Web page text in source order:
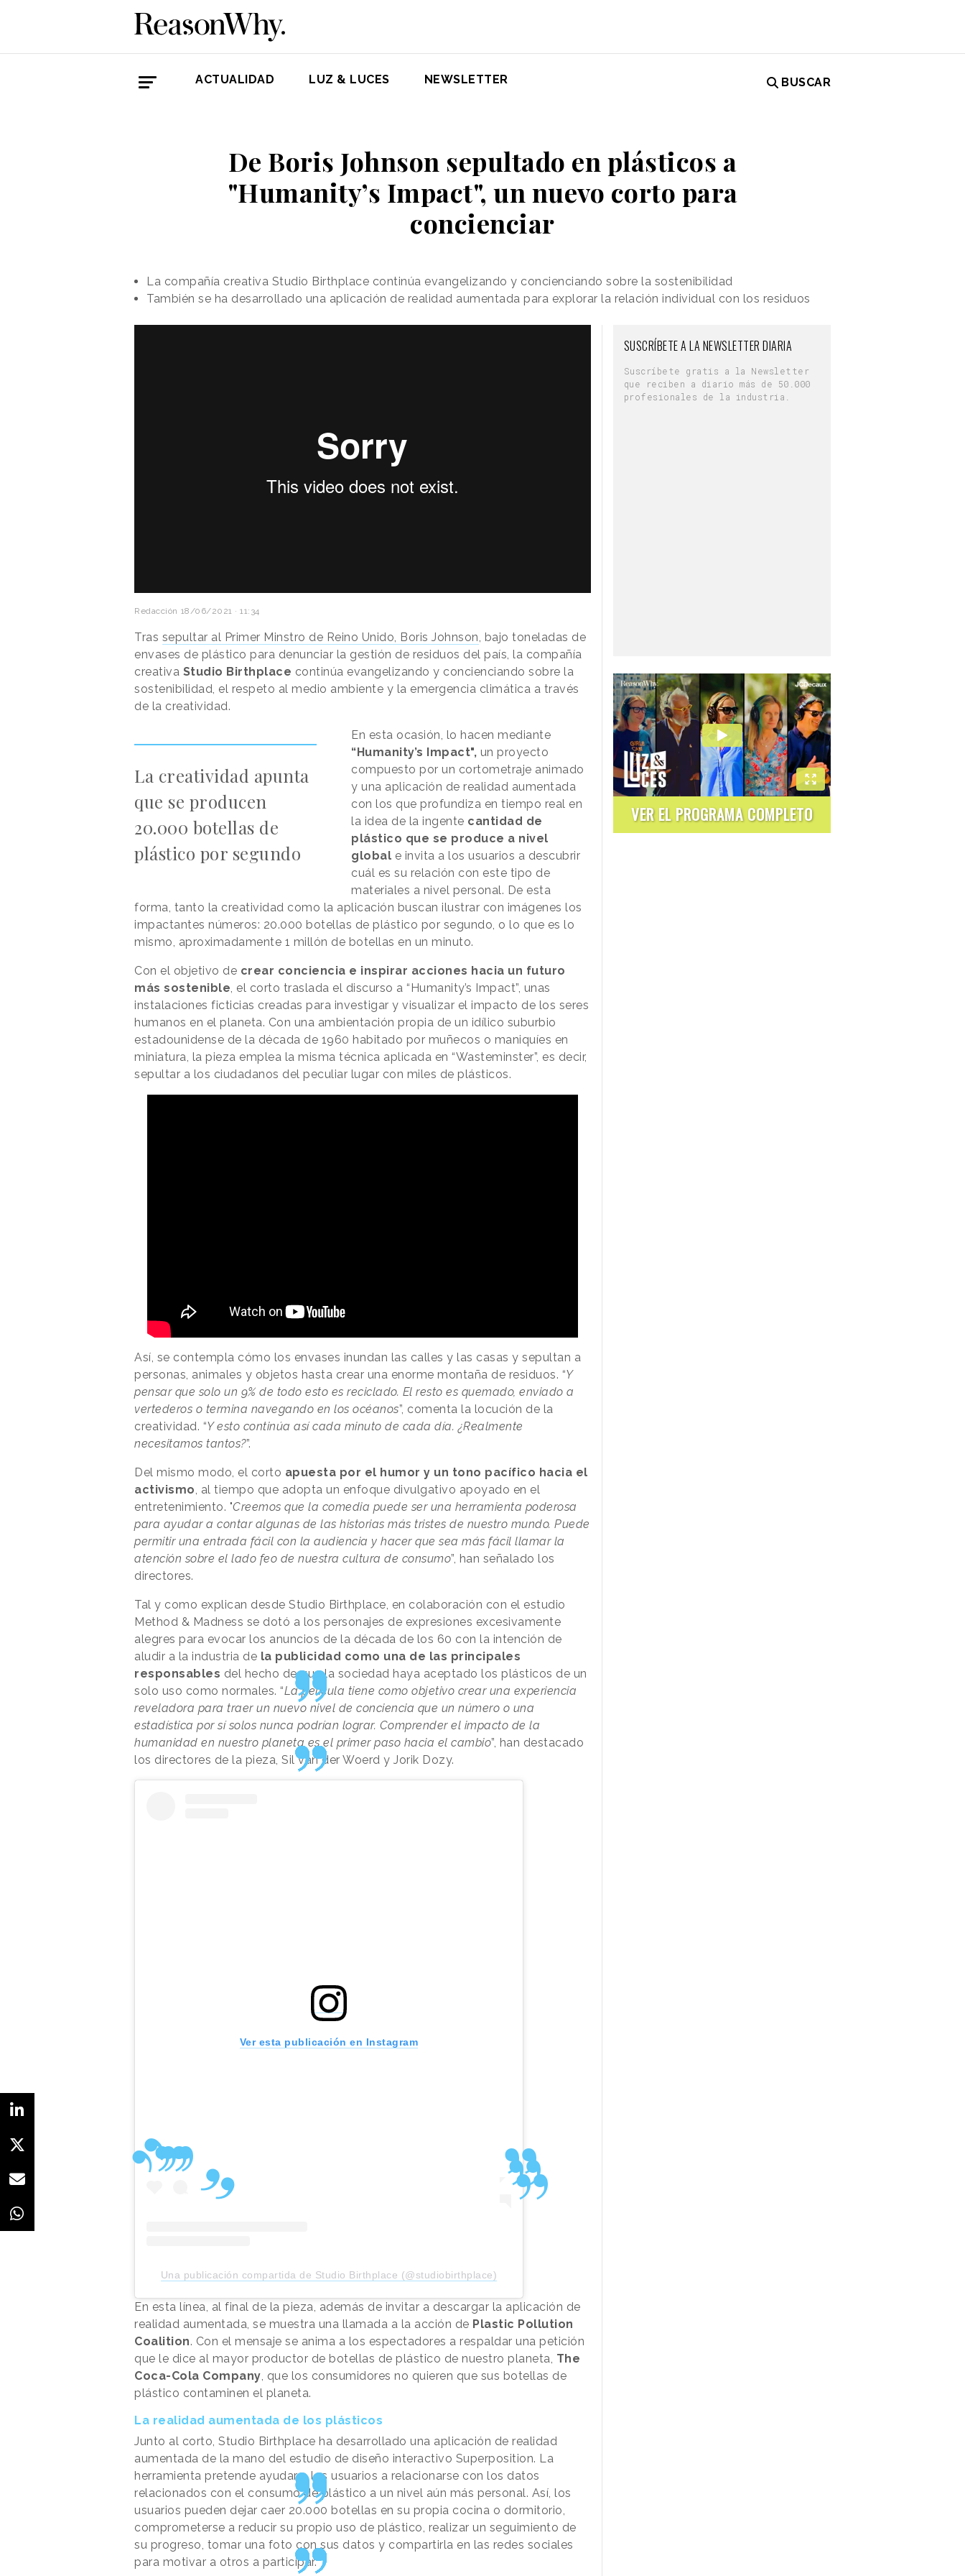
ACTUALIDAD LUZ & LUCES NEWSLETTER BUSCAR
De Boris Johnson sepultado en plásticos a
"Humanity’s Impact", un nuevo corto para
concienciar
La compañía creativa Studio Birthplace continúa evangelizando y concienciando sobre la sostenibilidad
También se ha desarrollado una aplicación de realidad aumentada para explorar la relación individual con los residuos
Redacción 18/06/2021 · 11:34
Tras sepultar al Primer Minstro de Reino Unido, Boris Johnson, bajo toneladas de
envases de plástico para denunciar la gestión de residuos del país, la compañía
creativa Studio Birthplace continúa evangelizando y concienciando sobre la
sostenibilidad, el respeto al medio ambiente y la emergencia climática a través
de la creatividad.
La creatividad apunta
que se producen
20.000 botellas de
plástico por segundo
En esta ocasión, lo hacen mediante
“Humanity’s Impact", un proyecto
compuesto por un cortometraje animado
y una aplicación de realidad aumentada
con los que profundiza en tiempo real en
la idea de la ingente cantidad de
plástico que se produce a nivel
global e invita a los usuarios a descubrir
cuál es su relación con este tipo de
materiales a nivel personal. De esta
forma, tanto la creatividad como la aplicación buscan ilustrar con imágenes los
impactantes números: 20.000 botellas de plástico por segundo, o lo que es lo
mismo, aproximadamente 1 millón de botellas en un minuto.
Con el objetivo de crear conciencia e inspirar acciones hacia un futuro
más sostenible, el corto traslada el discurso a “Humanity’s Impact”, unas
instalaciones ficticias creadas para investigar y visualizar el impacto de los seres
humanos en el planeta. Con una ambientación propia de un idílico suburbio
estadounidense de la década de 1960 habitado por muñecos o maniquíes en
miniatura, la pieza emplea la misma técnica aplicada en “Wasteminster”, es decir,
sepultar a los ciudadanos del peculiar lugar con miles de plásticos.
Así, se contempla cómo los envases inundan las calles y las casas y sepultan a
personas, animales y objetos hasta crear una enorme montaña de residuos. “Y
pensar que solo un 9% de todo esto es reciclado. El resto es quemado, enviado a
vertederos o termina navegando en los océanos”, comenta la locución de la
creatividad. “Y esto continúa así cada minuto de cada día. ¿Realmente
necesitamos tantos?”.
Del mismo modo, el corto apuesta por el humor y un tono pacífico hacia el
activismo, al tiempo que adopta un enfoque divulgativo apoyado en el
entretenimiento. "Creemos que la comedia puede ser una herramienta poderosa
para ayudar a contar algunas de las historias más tristes de nuestro mundo. Puede
permitir una entrada fácil con la audiencia y hacer que sea más fácil llamar la
atención sobre el lado feo de nuestra cultura de consumo”, han señalado los
directores.
Tal y como explican desde Studio Birthplace, en colaboración con el estudio
Method & Madness se dotó a los personajes de expresiones excesivamente
alegres para evocar los anuncios de la década de los 60 con la intención de
aludir a la industria de la publicidad como una de las principales
responsables del hecho de que la sociedad haya aceptado los plásticos de un
solo uso como normales. “La película tiene como objetivo crear una experiencia
reveladora para traer un nuevo nivel de conciencia que un número o una
estadística por sí solos nunca podrían lograr. Comprender el impacto de la
humanidad en nuestro planeta es el primer paso hacia el cambio”, han destacado
los directores de la pieza, Sil van der Woerd y Jorik Dozy.
Ver esta publicación en Instagram
Una publicación compartida de Studio Birthplace (@studiobirthplace)
En esta línea, al final de la pieza, además de invitar a descargar la aplicación de
realidad aumentada, se muestra una llamada a la acción de Plastic Pollution
Coalition. Con el mensaje se anima a los espectadores a respaldar una petición
que le dice al mayor productor de botellas de plástico de nuestro planeta, The
Coca-Cola Company, que los consumidores no quieren que sus botellas de
plástico contaminen el planeta.
La realidad aumentada de los plásticos
Junto al corto, Studio Birthplace ha desarrollado una aplicación de realidad
aumentada de la mano del estudio de diseño interactivo Superposition. La
herramienta pretende ayudar a los usuarios a relacionarse con los datos
relacionados con el consumo de plástico a un nivel aún más personal. Así, los
usuarios pueden dejar caer 20.000 botellas en su propia cocina o dormitorio,
comprometerse a reducir su propio uso de plástico, realizar un seguimiento de
su progreso, tomar una foto con sus datos y compartirla en las redes sociales
para motivar a otros a participar.
SUSCRÍBETE A LA NEWSLETTER DIARIA
Suscríbete gratis a la Newsletter
que reciben a diario más de 50.000
profesionales de la industria.
VER EL PROGRAMA COMPLETO